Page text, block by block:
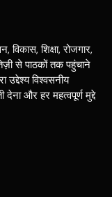
शिक्षा, रोजगार,
से पाठकों तक पहुंचाने
उद्देश्य विश्वसनीय
और हर महत्वपूर्ण मुद्दे